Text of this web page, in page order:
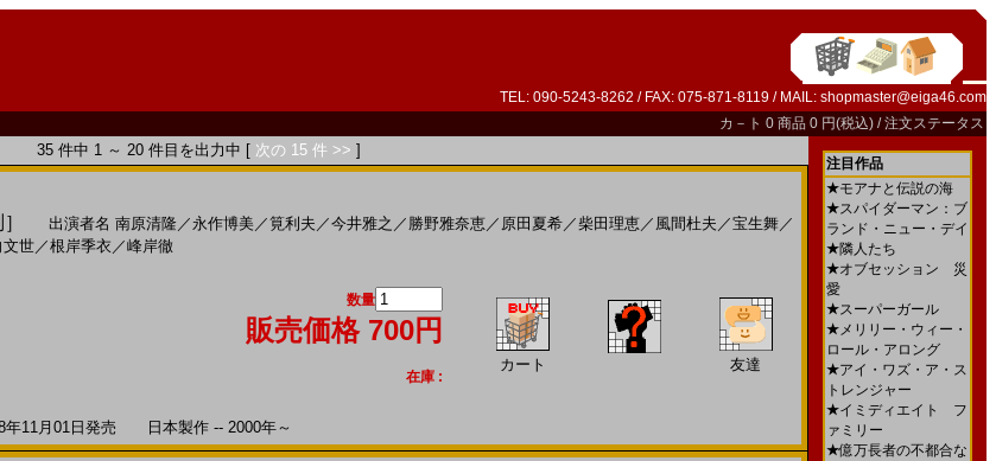
TEL: 090-5243-8262 / FAX: 075-871-8119 / MAIL: shopmaster@eiga46.com
カ－ト 0 商品 0 円(税込) /注文ステータス
35 件中 1 ～ 20 件目を出力中 [ 次の 15 件 >> ]
出演者名 南原清隆／永作博美／筧利夫 ／今井雅之 ／ 勝野雅奈恵／ 原田夏希／柴田理恵／ 風間杜夫 ／宝生舞／
文世／根岸季衣 ／峰岸徹
数量
販売価格 700円
在庫 :
カート 友達
年11月01日発売 日本製作 -- 2000年～
注目作品
★モアナと伝説の海
★スパイダーマン：ブ
ランド・ニュー・デイ
★隣人たち
★オブセッション 災
愛
★スーパーガール
★メリリー・ウィー・
ロール・アロング
★アイ・ワズ・ア・ス
トレンジャー
★イミディエイト フ
ァミリー
★億万長者の不都合な